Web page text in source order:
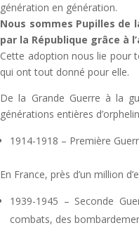
génération en génération.
Nous sommes Pupilles de
par la République grâce à l’
Cette adoption nous lie pour
qui ont tout donné pour elle.
De la Grande Guerre à la
générations entières
1914-1918 – Première
En France, près d’un million
1939-1945 – Seconde
combats, des